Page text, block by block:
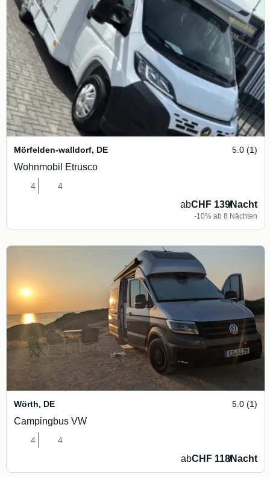
Mörfelden-walldorf, DE 5.0 (1)
Wohnmobil Etrusco
4 4
abCHF 139/Nacht
-10% ab 8 Nächten
Wörth, DE 5.0 (1)
Campingbus VW
4 4
abCHF 118/Nacht